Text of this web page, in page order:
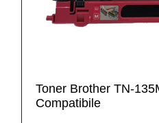
Toner Brother TN-
Compatibile